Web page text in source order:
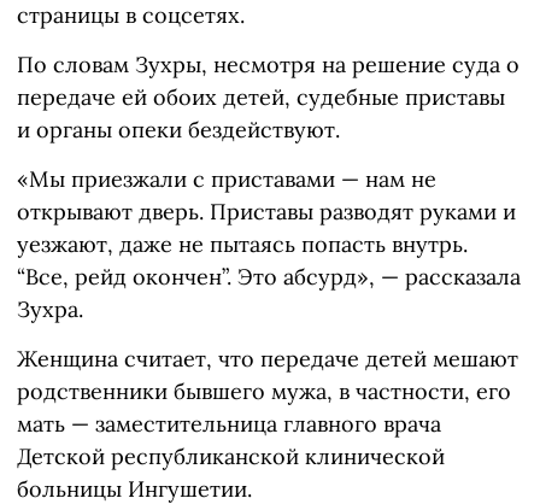
страницы в соцсетях.
По словам Зухры, несмотря на решение суда о
передаче ей обоих детей, судебные приставы
и органы опеки бездействуют.
«Мы приезжали с приставами — нам не
открывают дверь. Приставы разводят руками и
уезжают, даже не пытаясь попасть внутрь.
“Все, рейд окончен”. Это абсурд», — рассказала
Зухра.
Женщина считает, что передаче детей мешают
родственники бывшего мужа, в частности, его
мать — заместительница главного врача
Детской республиканской клинической
больницы Ингушетии.